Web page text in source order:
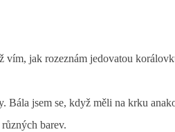
jak rozeznám jedovatou
Bála jsem se, když měli na krku
barev.